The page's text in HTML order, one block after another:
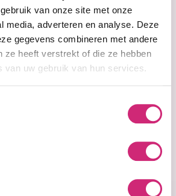
van onze site met onze
media, adverteren en analyse. Deze
gegevens combineren met andere
ze heeft verstrekt of die ze hebben
van uw gebruik van hun services.